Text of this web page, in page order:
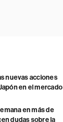
nuevas acciones
en el mercado
en más de
dudas sobre la